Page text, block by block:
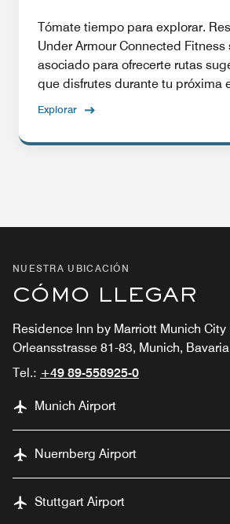
Tómate tiempo para explorar.
Under Armour Connected Fitness
asociado para ofrecerte rutas
que disfrutes durante tu próxima
Explorar
NUESTRA UBICACIÓN
CÓMO LLEGAR
Residence Inn by Marriott Munich City
Orleansstrasse 81-83, Munich,
Tel.: +49 89-558925-0
Munich Airport
Nuernberg Airport
Stuttgart Airport